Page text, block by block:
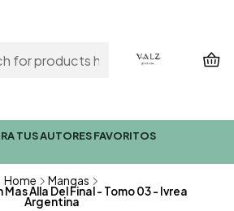
TUS AUTORES FAVORITOS
Home Mangas
Alla Del Final - Tomo 03 - Ivrea
Argentina